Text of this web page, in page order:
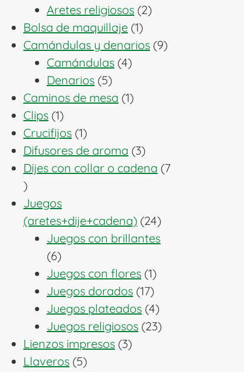
productos
Aretes religiosos 22
Bolsa de maquillaje 11
producto
Camándulas y denarios 99
Camándulas 44
Denarios 55
productos
Caminos de mesa 11
Clips 11
producto
Crucifijos 11
producto
Difusores de aroma 33
productos
Dijes con collar o cadena 7
7
productos
Juegos
(aretes+dije+cadena) 2424
productos
Juegos con brillantes
66
productos
Juegos con flores 11
producto
Juegos dorados 1717
productos
Juegos plateados 44
productos
Juegos religiosos 2323
Lienzos impresos 33
Llaveros 55